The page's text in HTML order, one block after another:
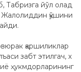
Табризга йўл олад
Жалолиддин қўшини
қаршиликлар
забт этилгач, х
ҳукмдорларининг